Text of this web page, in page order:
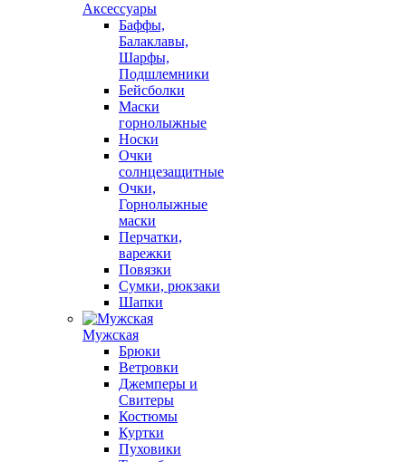
Аксессуары
Баффы,
Балаклавы,
Шарфы,
Подшлемники
Бейсболки
Маски
горнолыжные
Носки
Очки
солнцезащитные
Очки,
Горнолыжные
маски
Перчатки,
варежки
Повязки
Сумки, рюкзаки
Шапки
Мужская
Брюки
Ветровки
Джемперы и
Свитеры
Костюмы
Куртки
Пуховики